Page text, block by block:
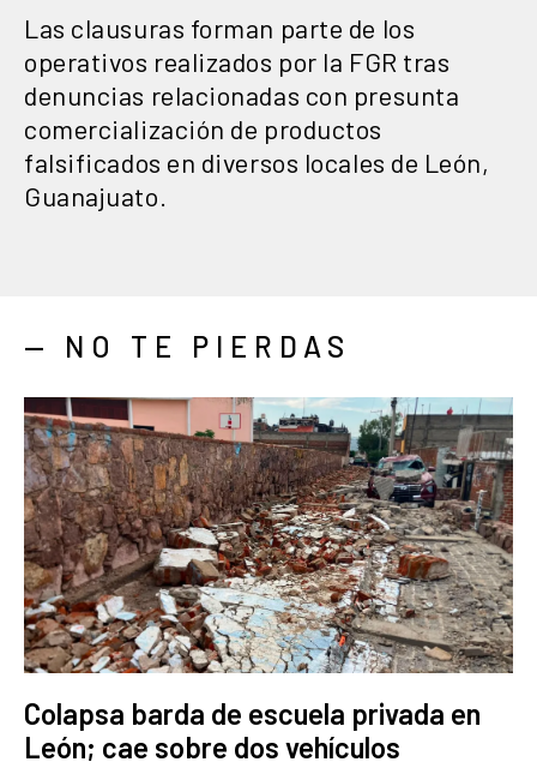
Las clausuras forman parte de los
operativos realizados por la FGR tras
denuncias relacionadas con presunta
comercialización de productos
falsificados en diversos locales de León,
Guanajuato.
— NO TE PIERDAS
Colapsa barda de escuela privada en
León; cae sobre dos vehículos